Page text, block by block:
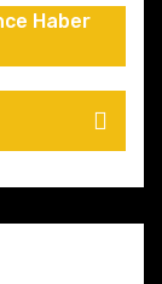
Haber